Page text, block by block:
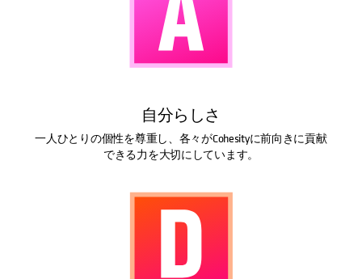
自分らしさ
一人ひとりの個性を尊重し、各々がCohesityに前向きに貢献
できる力を大切にしています。